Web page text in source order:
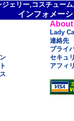
ェリー,コスチュー
インフォメー
About
Lady
連絡先
プライ
セキュ
アフィ